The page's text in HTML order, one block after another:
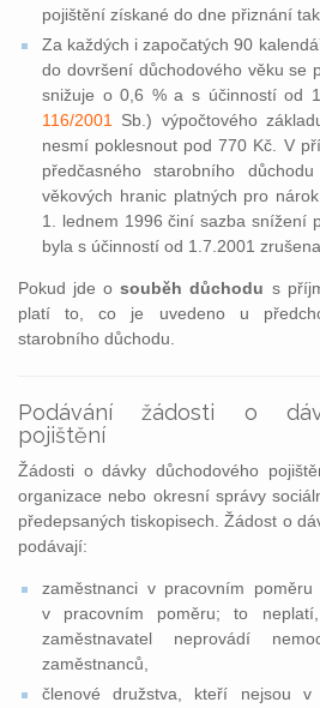
pojištění získané do dne přiznání
Za každých i započatých 90
do dovršení důchodového věku se
snižuje o 0,6 % a s účinností od
116/2001
Sb.) výpočtového
nesmí poklesnout pod 770 Kč. V
předčasného starobního
věkových hranic platných pro
1. lednem 1996 činí sazba snížení
byla s účinností od 1.7.2001
Pokud jde osouběh důchodu s
platí to, co je uvedeno u
starobního důchodu.
Podávání žádosti o
pojištění
Žádosti o dávky důchodového
organizace nebo okresní správy
předepsaných tiskopisech. Žádost o
podávají:
zaměstnanci v pracovním
v pracovním poměru; to
zaměstnavatel neprovádí
zaměstnanců,
členové družstva, kteří nejsou v